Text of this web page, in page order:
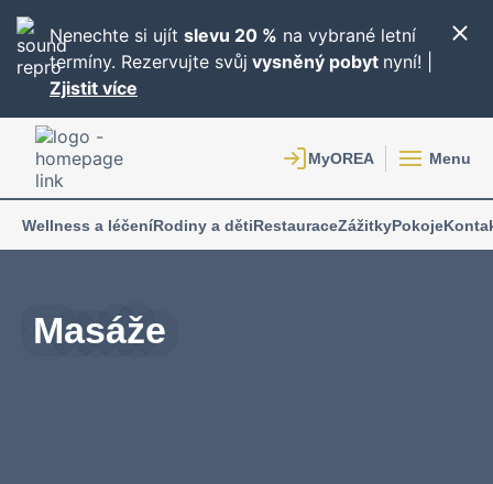
Nenechte si ujít slevu 20 % na vybrané letní
termíny. Rezervujte svůj vysněný pobyt nyní! |
Zjistit více
Menu
Wellness a léčeníRodiny a dětiRestauraceZážitkyPokoje
Masáže